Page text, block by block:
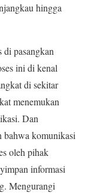
hingga
di pasangkan
ini di kenal
di sekitar
menemukan
Dan
bahwa komunikasi
oleh pihak
informasi
Mengurangi